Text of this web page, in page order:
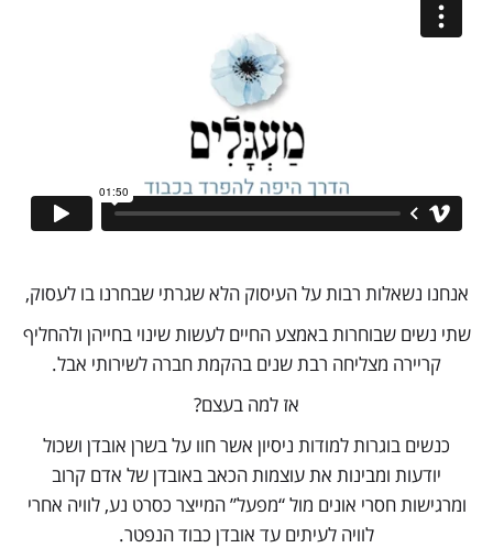
אנחנו נשאלות רבות על העיסוק הלא שגרתי שבחרנו בו לעסוק,
שתי נשים שבוחרות באמצע החיים לעשות שינוי בחייהן ולהחליף
קריירה מצליחה רבת שנים בהקמת חברה לשירותי אבל.
אז למה בעצם?
כנשים בוגרות למודות ניסיון אשר חוו על בשרן אובדן ושכול
יודעות ומבינות את עוצמות הכאב באובדן של אדם קרוב
ומרגישות חסרי אונים מול “מפעל” המייצר כסרט נע, לוויה אחרי
לוויה לעיתים עד אובדן כבוד הנפטר.